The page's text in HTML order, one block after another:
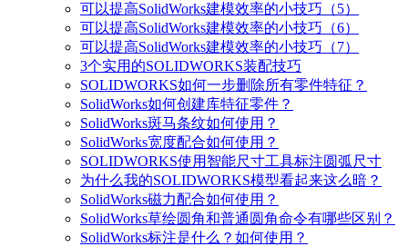
可以提高SolidWorks建模效率的小技巧（5）
可以提高SolidWorks建模效率的小技巧（6）
可以提高SolidWorks建模效率的小技巧（7）
3个实用的SOLIDWORKS装配技巧
SOLIDWORKS如何一步删除所有零件特征？
SolidWorks如何创建库特征零件？
SolidWorks斑马条纹如何使用？
SolidWorks宽度配合如何使用？
SOLIDWORKS使用智能尺寸工具标注圆弧尺寸
为什么我的SOLIDWORKS模型看起来这么暗？
SolidWorks磁力配合如何使用？
SolidWorks草绘圆角和普通圆角命令有哪些区别？
SolidWorks标注是什么？如何使用？